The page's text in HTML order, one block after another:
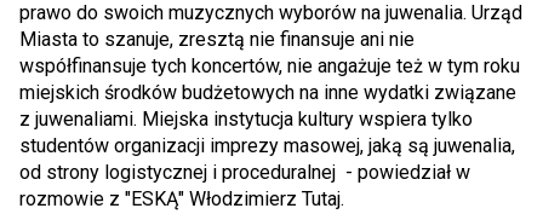
prawo do swoich muzycznych wyborów na juwenalia. Urząd
Miasta to szanuje, zresztą nie finansuje ani nie
współfinansuje tych koncertów, nie angażuje też w tym roku
miejskich środków budżetowych na inne wydatki związane
z juwenaliami. Miejska instytucja kultury wspiera tylko
studentów organizacji imprezy masowej, jaką są juwenalia,
od strony logistycznej i proceduralnej - powiedział w
rozmowie z "ESKĄ" Włodzimierz Tutaj.